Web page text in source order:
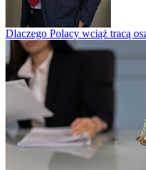
Dlaczego Polacy wciąż tracą